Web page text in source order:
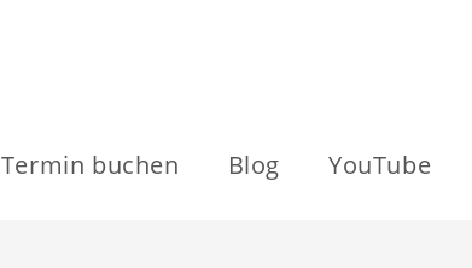
Termin buchen Blog YouTube